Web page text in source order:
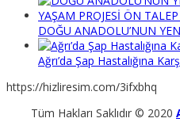
DOĞU ANADOLU’NUN
Ağrı’da Şap Hastalığına
https://hizliresim.com/3ifxbhq
Tüm Hakları Saklıdır © 2020